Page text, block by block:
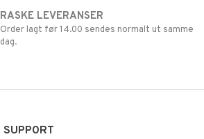
RASKE LEVERANSER
Order lagt før 14.00 sendes normalt ut samme
dag.
SUPPORT